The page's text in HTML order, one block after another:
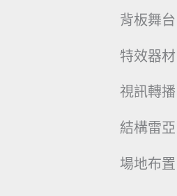
背板舞台
特效器材
視訊轉播
結構雷亞
場地布置